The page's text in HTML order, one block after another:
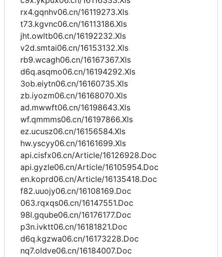
rx4.gqnhv06.cn/16119273.Xls
t73.kgvnc06.cn/16113186.Xls
jht.owltb06.cn/16192232.Xls
v2d.smtai06.cn/16153132.Xls
rb9.wcagh06.cn/16167367.Xls
d6q.asqmo06.cn/16194292.Xls
3ob.eiytn06.cn/16160735.Xls
zb.iyozm06.cn/16168070.Xls
ad.mwwft06.cn/16198643.Xls
wf.qmmms06.cn/16197866.Xls
ez.ucusz06.cn/16156584.Xls
hw.yscyy06.cn/16161699.Xls
api.cisfx06.cn/Article/16126928.Doc
api.gyzle06.cn/Article/16105954.Doc
en.koprd06.cn/Article/16135418.Doc
f82.uuojy06.cn/16108169.Doc
063.rqxqs06.cn/16147551.Doc
98l.gqube06.cn/16176177.Doc
p3n.ivktt06.cn/16181821.Doc
d6q.kgzwa06.cn/16173228.Doc
nq7.oldve06.cn/16184007.Doc